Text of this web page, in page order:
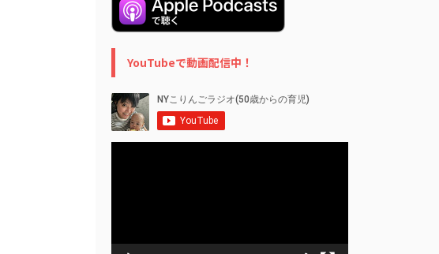
YouTubeで動画配信中！